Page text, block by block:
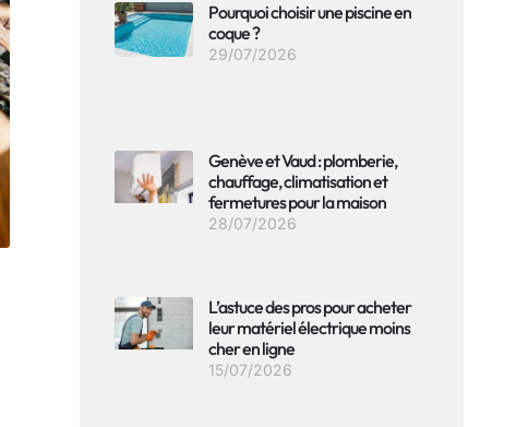
Pourquoi choisir une piscine en
coque ?
29/07/2026
Genève et Vaud : plomberie,
chauffage, climatisation et
fermetures pour la maison
28/07/2026
L’astuce des pros pour acheter
leur matériel électrique moins
cher en ligne
15/07/2026